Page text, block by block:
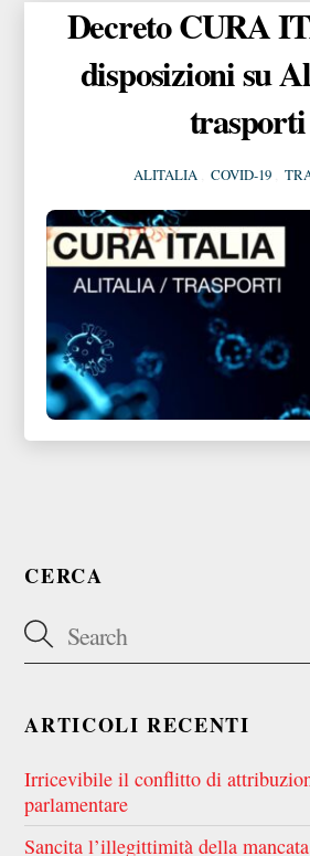
Decreto CURA
disposizioni su
trasporti
ALITALIA COVID-19
CERCA
ARTICOLI RECENTI
Irricevibile il conflitto di
parlamentare
Sancita l’illegittimità della